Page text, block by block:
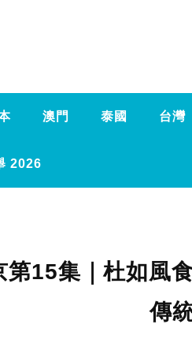
澳門 泰國 台灣
2026
第15集｜杜如
傳